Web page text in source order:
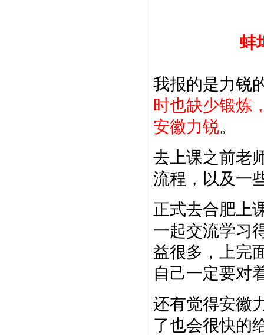
蚌
我报的是力锐
时也缺少锻炼
安徽力锐。
去上课之前老
流程，以及一
正式去合肥上
一起交流学习
益很多，上完
自己一定要对
还有觉得安徽
了也会很快的